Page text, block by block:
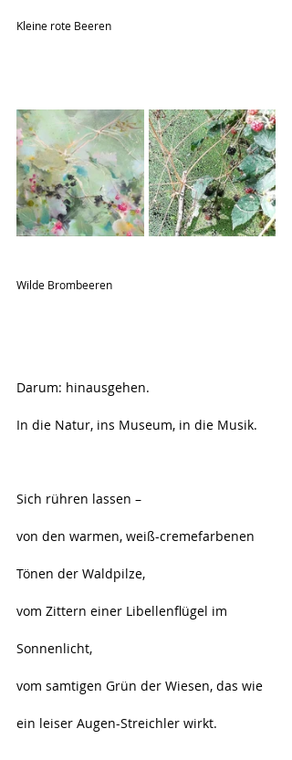
Kleine rote Beeren
Wilde Brombeeren
Darum: hinausgehen.
In die Natur, ins Museum, in die Musik.
Sich rühren lassen –
von den warmen, weiß-cremefarbenen
Tönen der Waldpilze,
vom Zittern einer Libellenflügel im
Sonnenlicht,
vom samtigen Grün der Wiesen, das wie
ein leiser Augen-Streichler wirkt.